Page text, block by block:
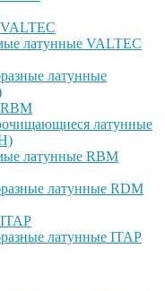
латунные VALTEC
латунные
латунные
латунные RBM
латунные RDM
латунные ITAP